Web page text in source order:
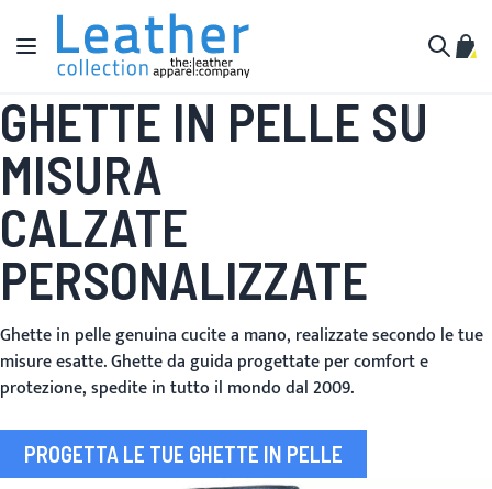
Salta al contenuto
Toggle Nav
GHETTE IN PELLE SU
MISURA
CALZATE
PERSONALIZZATE
Ghette in pelle genuina cucite a mano, realizzate secondo le tue
misure esatte. Ghette da guida progettate per comfort e
protezione, spedite in tutto il mondo dal 2009.
PROGETTA LE TUE GHETTE IN PELLE